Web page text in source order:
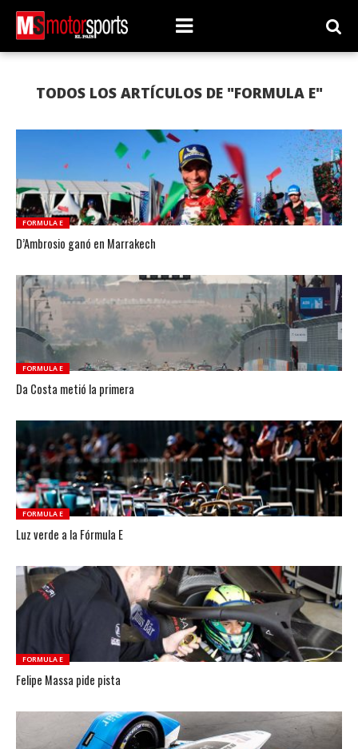
TODOS LOS ARTÍCULOS DE "FORMULA E"
FORMULA E
D’Ambrosio ganó en Marrakech
FORMULA E
Da Costa metió la primera
FORMULA E
Luz verde a la Fórmula E
FORMULA E
Felipe Massa pide pista